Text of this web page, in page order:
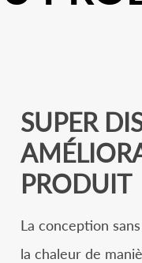
SUPER
PRODUIT
La conception
la chaleur de